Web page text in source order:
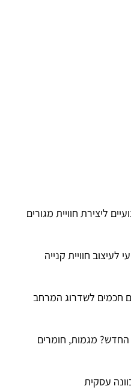
ליצירת חוויית מגורים
חוויית קנייה
חכמים לשדרוג המרחב
החדש? מגמות, חומרים
עסקית